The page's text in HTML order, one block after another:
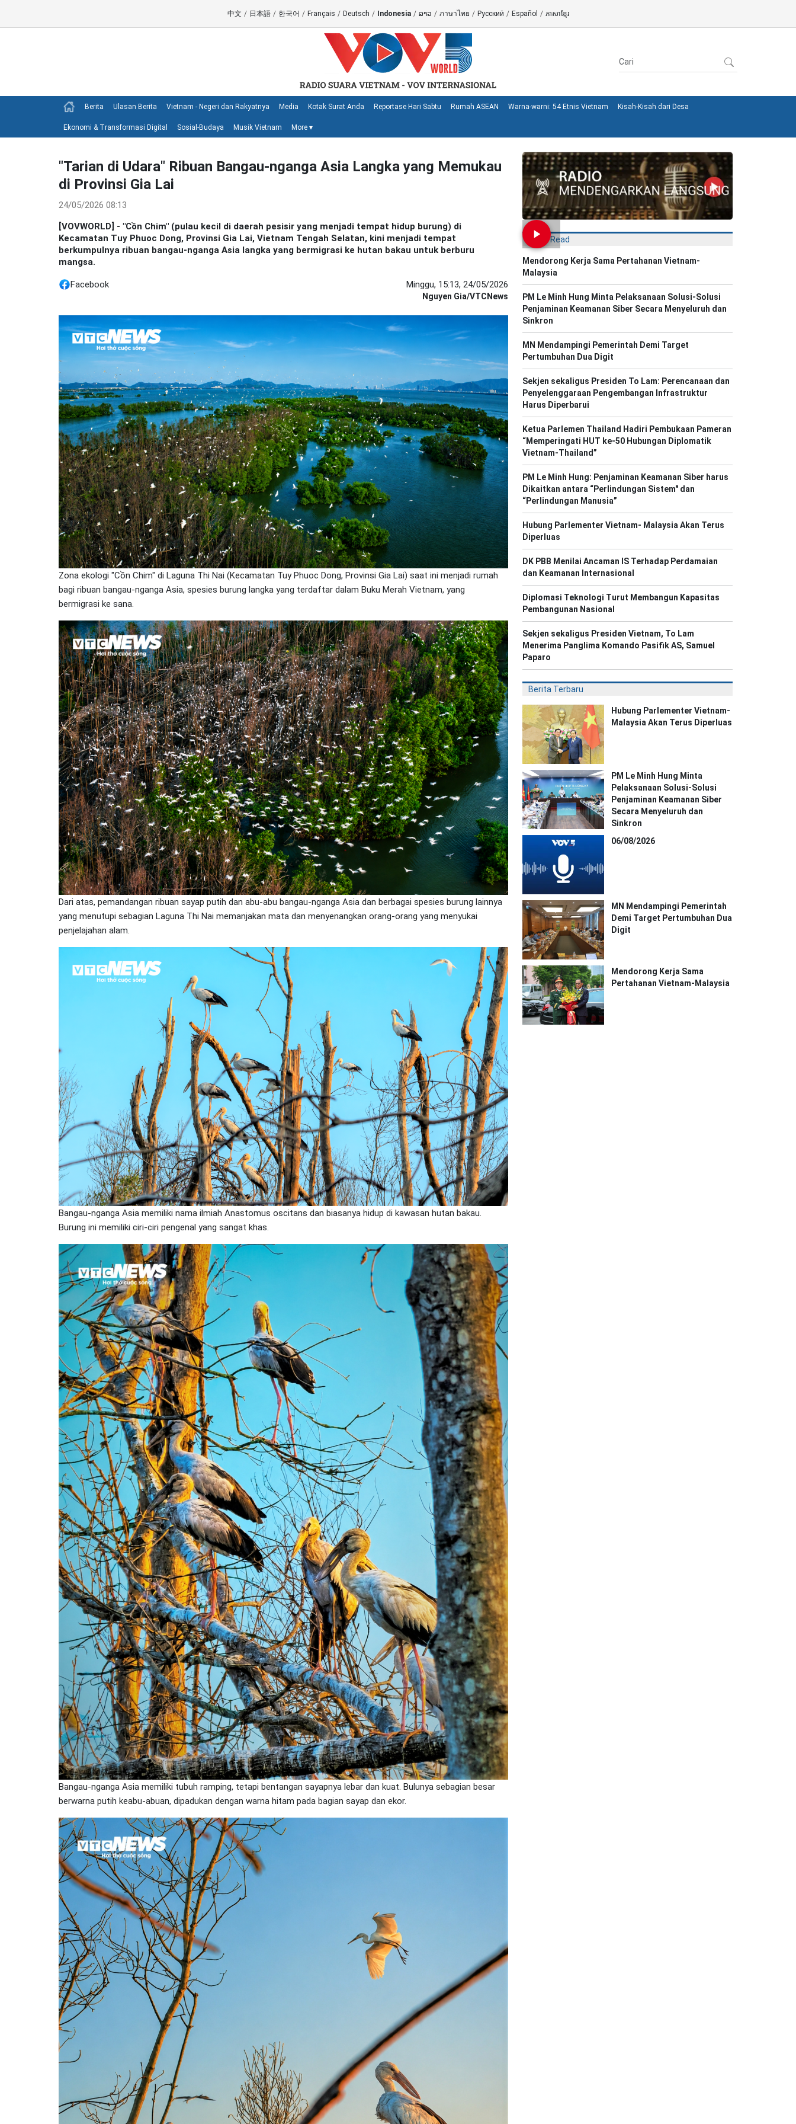
中文 / 日本語 / 한국어 / Français / Deutsch / Indonesia / ລາວ / ภาษาไทย / Русский / Español / ភាសាខ្មែរ
Berita Ulasan Berita Vietnam - Negeri dan Rakyatnya Media Kotak Surat Anda Reportase Hari Sabtu Rumah ASEAN Warna-warni: 54 Etnis Vietnam Kisah-Kisah dari Desa
Ekonomi & Transformasi Digital Sosial-Budaya Musik Vietnam More ▾
"Tarian di Udara" Ribuan Bangau-nganga Asia Langka yang Memukau
di Provinsi Gia Lai
24/05/2026 08:13
[VOVWORLD] - "Cồn Chim" (pulau kecil di daerah pesisir yang menjadi tempat hidup burung) di
Kecamatan Tuy Phuoc Dong, Provinsi Gia Lai, Vietnam Tengah Selatan, kini menjadi tempat
berkumpulnya ribuan bangau-nganga Asia langka yang bermigrasi ke hutan bakau untuk berburu
mangsa.
Facebook Minggu, 15:13, 24/05/2026
Nguyen Gia/VTCNews
Zona ekologi "Cồn Chim" di Laguna Thi Nai (Kecamatan Tuy Phuoc Dong, Provinsi Gia Lai) saat ini menjadi rumah
bagi ribuan bangau-nganga Asia, spesies burung langka yang terdaftar dalam Buku Merah Vietnam, yang
bermigrasi ke sana.
Dari atas, pemandangan ribuan sayap putih dan abu-abu bangau-nganga Asia dan berbagai spesies burung lainnya
yang menutupi sebagian Laguna Thi Nai memanjakan mata dan menyenangkan orang-orang yang menyukai
penjelajahan alam.
Bangau-nganga Asia memiliki nama ilmiah Anastomus oscitans dan biasanya hidup di kawasan hutan bakau.
Burung ini memiliki ciri-ciri pengenal yang sangat khas.
Bangau-nganga Asia memiliki tubuh ramping, tetapi bentangan sayapnya lebar dan kuat. Bulunya sebagian besar
berwarna putih keabu-abuan, dipadukan dengan warna hitam pada bagian sayap dan ekor.
Most Read
Mendorong Kerja Sama Pertahanan Vietnam-
Malaysia
PM Le Minh Hung Minta Pelaksanaan Solusi-Solusi
Penjaminan Keamanan Siber Secara Menyeluruh dan
Sinkron
MN Mendampingi Pemerintah Demi Target
Pertumbuhan Dua Digit
Sekjen sekaligus Presiden To Lam: Perencanaan dan
Penyelenggaraan Pengembangan Infrastruktur
Harus Diperbarui
Ketua Parlemen Thailand Hadiri Pembukaan Pameran
“Memperingati HUT ke-50 Hubungan Diplomatik
Vietnam-Thailand”
PM Le Minh Hung: Penjaminan Keamanan Siber harus
Dikaitkan antara “Perlindungan Sistem" dan
“Perlindungan Manusia”
Hubung Parlementer Vietnam- Malaysia Akan Terus
Diperluas
DK PBB Menilai Ancaman IS Terhadap Perdamaian
dan Keamanan Internasional
Diplomasi Teknologi Turut Membangun Kapasitas
Pembangunan Nasional
Sekjen sekaligus Presiden Vietnam, To Lam
Menerima Panglima Komando Pasifik AS, Samuel
Paparo
Berita Terbaru
Hubung Parlementer Vietnam-
Malaysia Akan Terus Diperluas
PM Le Minh Hung Minta
Pelaksanaan Solusi-Solusi
Penjaminan Keamanan Siber
Secara Menyeluruh dan
Sinkron
06/08/2026
MN Mendampingi Pemerintah
Demi Target Pertumbuhan Dua
Digit
Mendorong Kerja Sama
Pertahanan Vietnam-Malaysia